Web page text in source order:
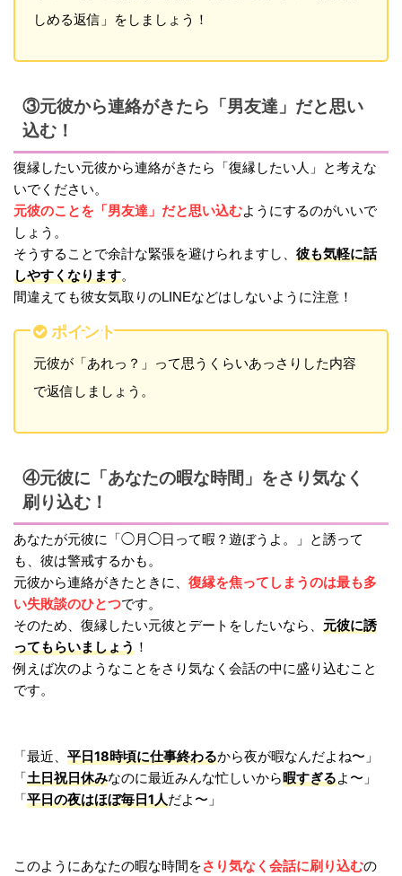
しめる返信」をしましょう！
③元彼から連絡がきたら「男友達」だと思い
込む！
復縁したい元彼から連絡がきたら「復縁したい人」と考えな
いでください。
元彼のことを「男友達」だと思い込むようにするのがいいで
しょう。
そうすることで余計な緊張を避けられますし、 彼も気軽に話
しやすくなります。
間違えても彼女気取りのLINEなどはしないように注意！
ポイント
元彼が「あれっ？」って思うくらいあっさりした内容
で返信しましょう。
④元彼に「あなたの暇な時間」をさり気なく
刷り込む！
あなたが元彼に「◯月◯日って暇？遊ぼうよ。」と誘って
も、彼は警戒するかも。
元彼から連絡がきたときに、 復縁を焦ってしまうのは最も多
い失敗談のひとつです。
そのため、復縁したい元彼とデートをしたいなら、 元彼に誘
ってもらいましょう ！
例えば次のようなことをさり気なく会話の中に盛り込むこと
です。
「最近、 平日18時頃に仕事終わるから夜が暇なんだよね〜」
「 土日祝日休みなのに最近みんな忙しいから暇すぎるよ〜」
「 平日の夜はほぼ毎日1人だよ〜」
このようにあなたの暇な時間をさり気なく会話に刷り込むの